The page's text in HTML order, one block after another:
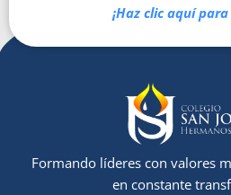
¡Haz clic aquí
Formando líderes con valores
en constante